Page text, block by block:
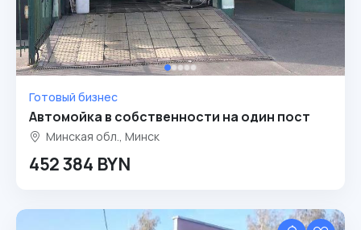
Готовый бизнес
Автомойка в собственности на один пост
Минская обл., Минск
452 384 BYN